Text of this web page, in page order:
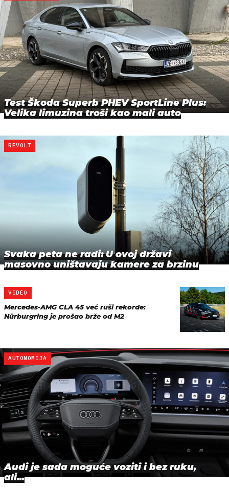
Test Škoda Superb PHEV SportLine Plus:
Velika limuzina troši kao mali auto
REVOLT
Svaka peta ne radi: U ovoj državi
masovno uništavaju kamere za brzinu
VIDEO
Mercedes-AMG CLA 45 već ruši rekorde:
Nürburgring je prošao brže od M2
AUTONOMIJA
Audi je sada moguće voziti i bez ruku,
ali...